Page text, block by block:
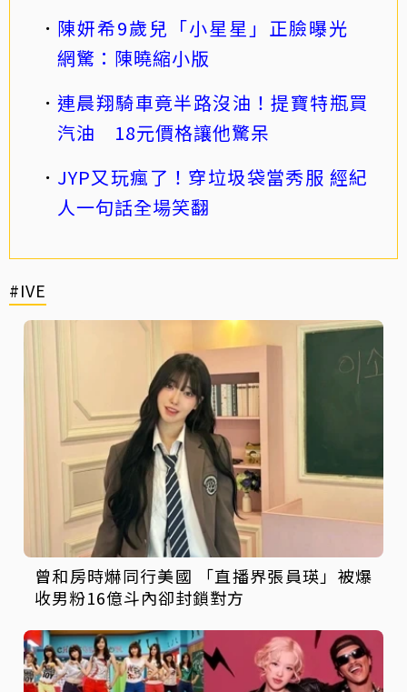
陳妍希9歲兒「小星星」正臉曝光
網驚：陳曉縮小版
連晨翔騎車竟半路沒油！提寶特瓶買
汽油 18元價格讓他驚呆
JYP又玩瘋了！穿垃圾袋當秀服 經紀
人一句話全場笑翻
#IVE
曾和房時爀同行美國 「直播界張員瑛」被爆
收男粉16億斗內卻封鎖對方